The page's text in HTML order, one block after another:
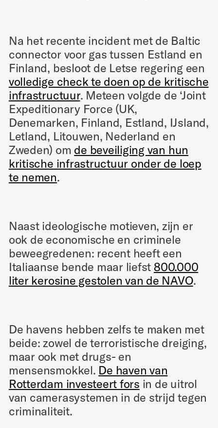
Na het recente incident met de Baltic
connector voor gas tussen Estland en
Finland, besloot de Letse regering een
volledige check te doen op de kritische
infrastructuur. Meteen volgde de ‘Joint
Expeditionary Force (UK,
Denemarken, Finland, Estland, IJsland,
Letland, Litouwen, Nederland en
Zweden) om de beveiliging van hun
kritische infrastructuur onder de loep
te nemen.
Naast ideologische motieven, zijn er
ook de economische en criminele
beweegredenen: recent heeft een
Italiaanse bende maar liefst 800.000
liter kerosine gestolen van de NAVO.
De havens hebben zelfs te maken met
beide: zowel de terroristische dreiging,
maar ook met drugs- en
mensensmokkel. De haven van
Rotterdam investeert fors in de uitrol
van camerasystemen in de strijd tegen
criminaliteit.